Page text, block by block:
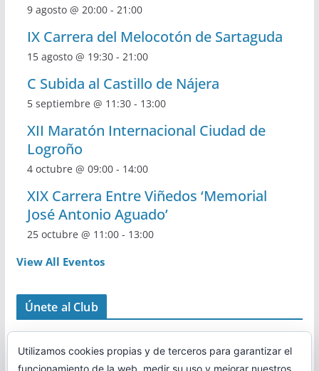
9 agosto @ 20:00- 21:00
IX Carrera del Melocotón de Sartaguda
15 agosto @ 19:30- 21:00
C Subida al Castillo de Nájera
5 septiembre @ 11:30- 13:00
XII Maratón Internacional Ciudad de
Logroño
4 octubre @ 09:00- 14:00
XIX Carrera Entre Viñedos ‘Memorial
José Antonio Aguado’
25 octubre @ 11:00- 13:00
View All Eventos
Únete al Club
Utilizamos cookies propias y de terceros para garantizar el
funcionamiento de la web, medir su uso y mejorar nuestros